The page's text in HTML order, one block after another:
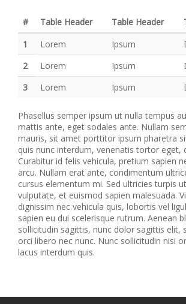
# Table Header Table Header
1
Lorem Ipsum
2
Lorem Ipsum
3
Lorem Ipsum
Phasellus semper ipsum ut nulla tempus
mattis ante, eget sodales ante. Nullam
mauris, sit amet porttitor ipsum pharetra
quis nunc interdum, venenatis tortor eget,
Curabitur id felis vehicula, pretium sapien
arcu. Nullam erat ante, condimentum
cursus elementum mi. Sed ultricies turpis
vulputate, et euismod sapien malesuada.
dignissim nec vehicula quis, lobortis vel
sapien eu dui scelerisque rutrum. Aenean
sollicitudin sagittis, nunc dolor sagittis elit,
orci libero nec nunc. Nunc sollicitudin nisi
lacus interdum quis.